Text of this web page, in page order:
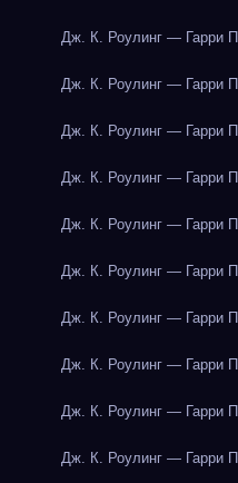
Дж. К. Роулинг — Гарри
Дж. К. Роулинг — Гарри
Дж. К. Роулинг — Гарри
Дж. К. Роулинг — Гарри
Дж. К. Роулинг — Гарри
Дж. К. Роулинг — Гарри
Дж. К. Роулинг — Гарри
Дж. К. Роулинг — Гарри
Дж. К. Роулинг — Гарри
Дж. К. Роулинг — Гарри